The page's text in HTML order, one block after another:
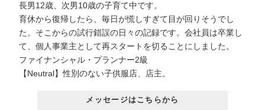
長男12歳、次男10歳の子育て中です。
育休から復帰したら、毎日が慌しすぎて目が回りそうでし
た。そこからの試行錯誤の日々の記録です。会社員は卒業し
て、個人事業主として再スタートを切ることにしました。
ファイナンシャル・プランナー2級
【Neutral】性別のない子供服店、店主。
メッセージはこちらから